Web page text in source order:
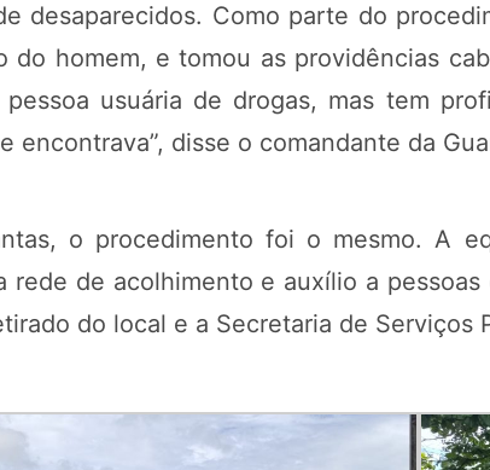
desaparecidos. Como parte do
do homem, e tomou as providências
pessoa usuária de drogas, mas tem
encontrava”, disse o comandante da
o procedimento foi o mesmo. A
rede de acolhimento e auxílio a
do local e a Secretaria de Serviços